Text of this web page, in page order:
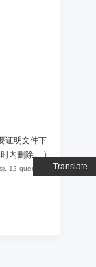
Translate
证明文件下
内删除。)
12 queries .